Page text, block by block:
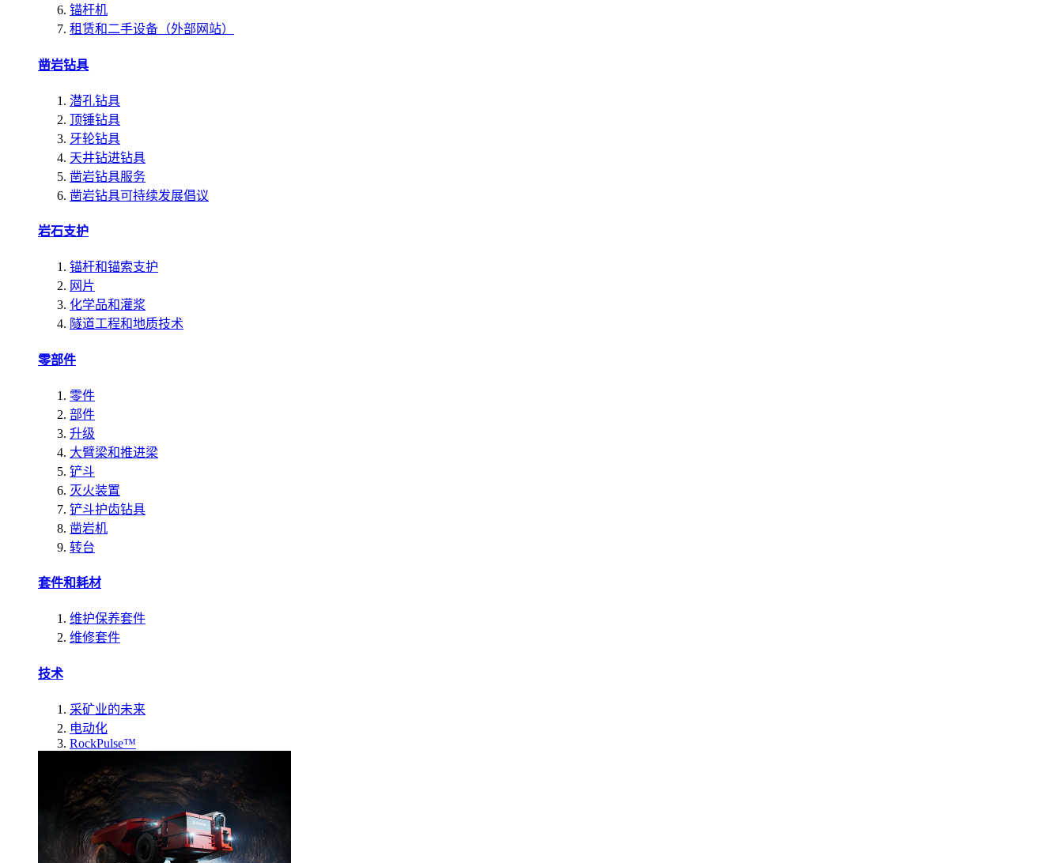
锚杆机
租赁和二手设备（外部网站）
凿岩钻具
潜孔钻具
顶锤钻具
牙轮钻具
天井钻进钻具
凿岩钻具服务
凿岩钻具可持续发展倡议
岩石支护
锚杆和锚索支护
网片
化学品和灌浆
隧道工程和地质技术
零部件
零件
部件
升级
大臂梁和推进梁
铲斗
灭火装置
铲斗护齿钻具
凿岩机
转台
套件和耗材
维护保养套件
维修套件
技术
采矿业的未来
电动化
RockPulse™